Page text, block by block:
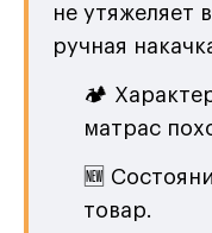
не утяжеляет
ручная
🏕️
матрас
🆕
товар.